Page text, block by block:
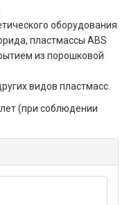
оборудования
пластмассы ABS
из порошковой
видов пластмасс.
(при соблюдении